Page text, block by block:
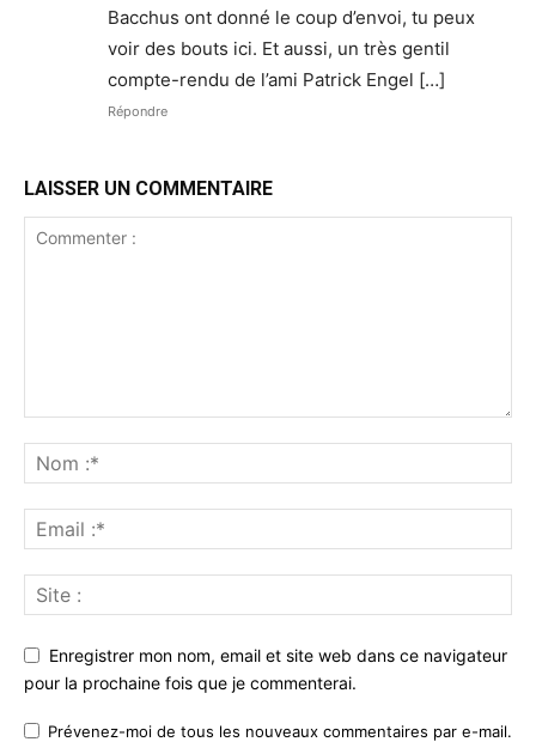
Bacchus ont donné le coup d’envoi, tu peux
voir des bouts ici. Et aussi, un très gentil
compte-rendu de l’ami Patrick Engel […]
Répondre
LAISSER UN COMMENTAIRE
Enregistrer mon nom, email et site web dans ce navigateur
pour la prochaine fois que je commenterai.
Prévenez-moi de tous les nouveaux commentaires par e-mail.